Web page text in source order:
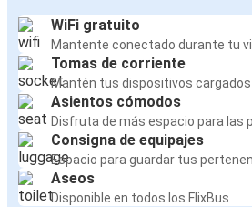
WiFi gratuito
Mantente conectado durante tu
Tomas de corriente
Mantén tus dispositivos
Asientos cómodos
Disfruta de más espacio para las
Consigna de equipajes
Espacio para guardar tus
Aseos
Disponible en todos los FlixBus